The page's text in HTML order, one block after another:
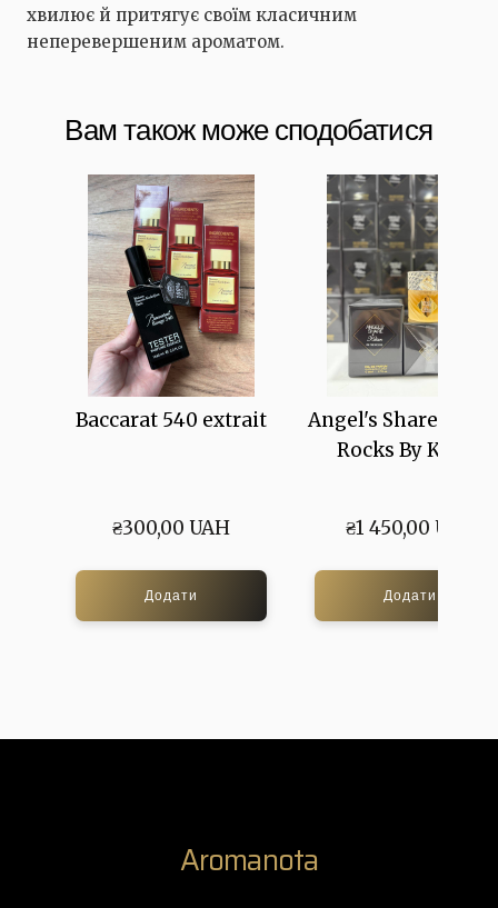
хвилює й притягує своїм класичним
неперевершеним ароматом.
Вам також може сподобатися
Baccarat 540 extrait
₴300,00 UAH
Додати
Angel's Share On
Rocks By Kilian
₴1 450,00 UAH
Додати
Aromanota